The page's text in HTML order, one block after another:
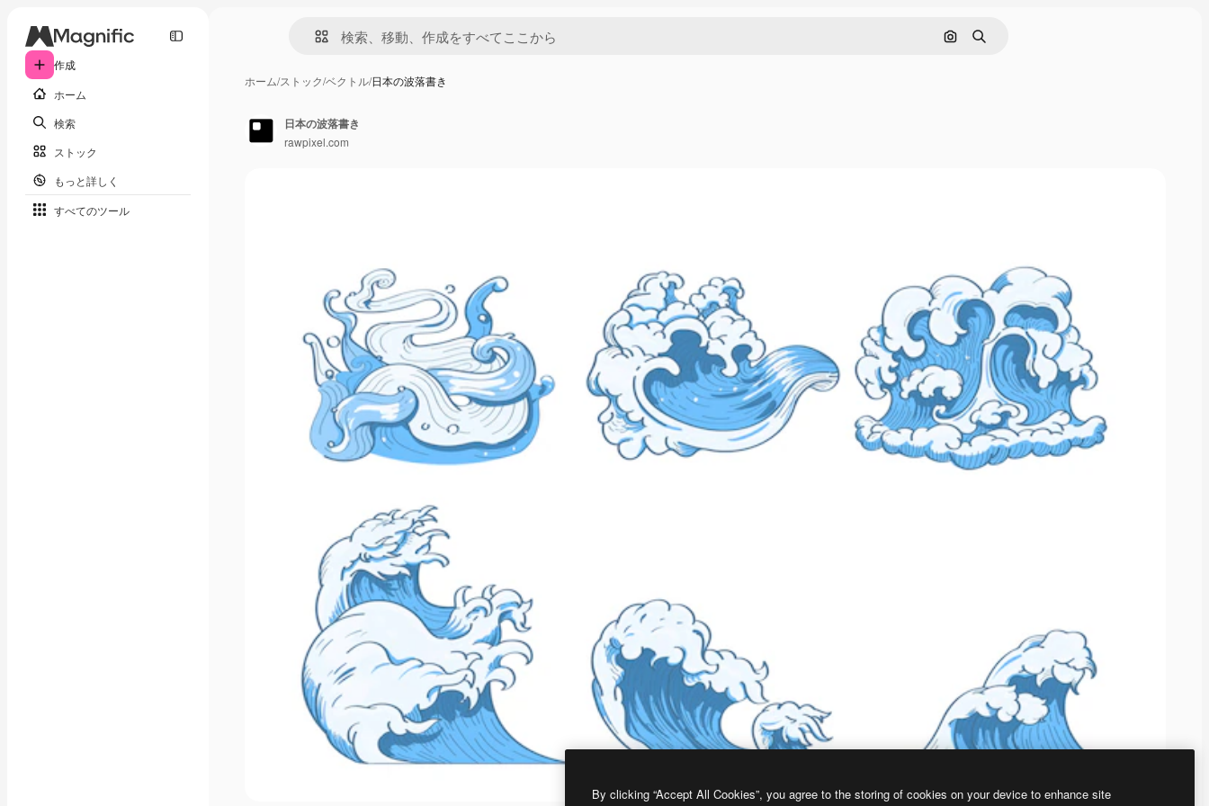
作成
ホーム
検索
ストック
もっと詳しく
すべてのツール
画像で検索
検索
ホーム/ストック/ベクトル/日本の波落書き
日本の波落書き
rawpixel.com
By clicking “Accept All Cookies”, you agree to the storing of cookies on your device to enhance site